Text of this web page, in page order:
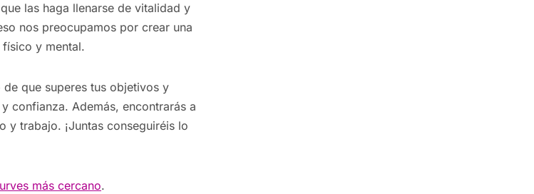
las haga llenarse de vitalidad y
nos preocupamos por crear una
y mental.
que superes tus objetivos y
confianza. Además, encontrarás a
y trabajo. ¡Juntas conseguiréis lo
más cercano.